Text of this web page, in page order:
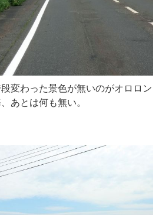
変わった景色が無いのがオロロン
あとは何も無い。